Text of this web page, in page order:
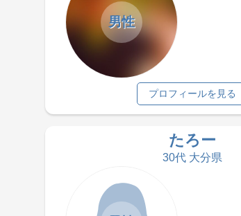
男性
プロフィールを見る
たろー
30代 大分県